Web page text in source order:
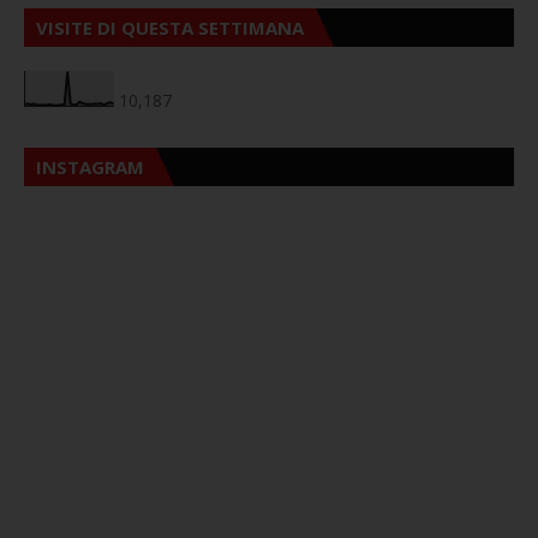
VISITE DI QUESTA SETTIMANA
10,187
INSTAGRAM